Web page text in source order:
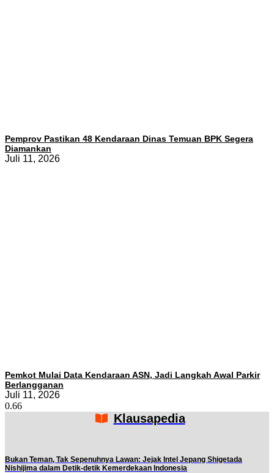
Pemprov Pastikan 48 Kendaraan Dinas Temuan BPK Segera
Diamankan
Juli 11, 2026
Pemkot Mulai Data Kendaraan ASN, Jadi Langkah Awal Parkir
Berlangganan
Juli 11, 2026
Klausapedia
Bukan Teman, Tak Sepenuhnya Lawan: Jejak Intel Jepang Shigetada
Nishijima dalam Detik-detik Kemerdekaan Indonesia